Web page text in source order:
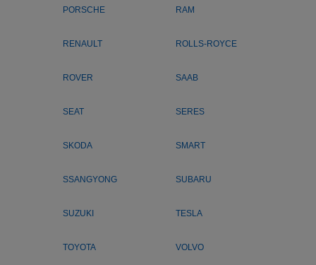
PORSCHE RAM
RENAULT ROLLS-ROYCE
ROVER SAAB
SEAT SERES
SKODA SMART
SSANGYONG SUBARU
SUZUKI TESLA
TOYOTA VOLVO